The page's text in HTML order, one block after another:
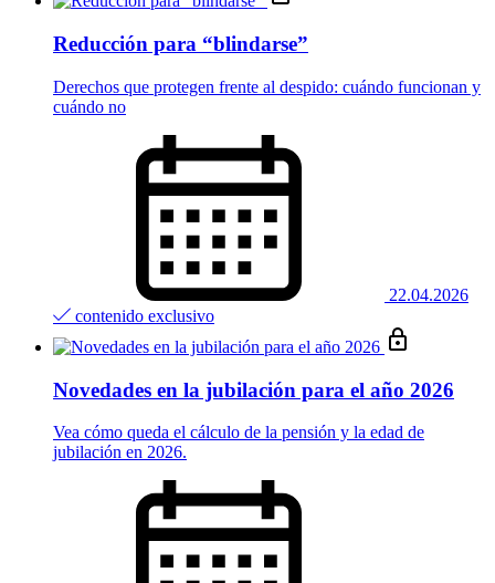
Reducción para “blindarse”
Derechos que protegen frente al despido: cuándo funcionan y
cuándo no
22.04.2026
contenido exclusivo
Novedades en la jubilación para el año 2026
Vea cómo queda el cálculo de la pensión y la edad de
jubilación en 2026.